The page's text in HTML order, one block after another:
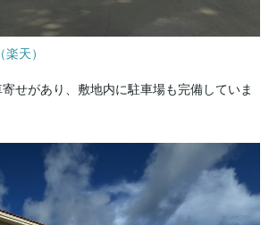
天）
せがあり、敷地内に駐車場も完備していま